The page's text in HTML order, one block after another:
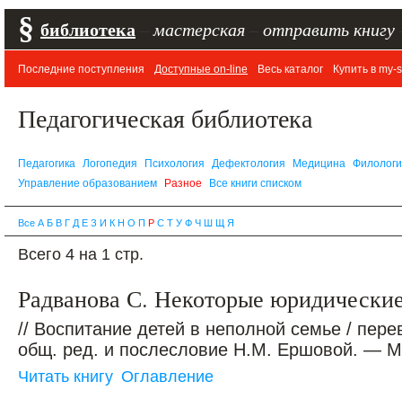
§ библиотека мастерская отправить книгу
Последние поступления Доступные on-line Весь каталог Купить в my-
Педагогическая библиотека
Педагогика Логопедия Психология Дефектология Медицина
Управление образованием
Разное Все книги списком
Все А Б В Г Д Е З И К Н О П Р С Т У Ф Ч Ш Щ Я
Всего 4 на 1 стр.
Радванова С. Некоторые
// Воспитание детей в неполной семье /
общ. ред. и послесловие Н.М. Ершовой. —
Читать книгу Оглавление